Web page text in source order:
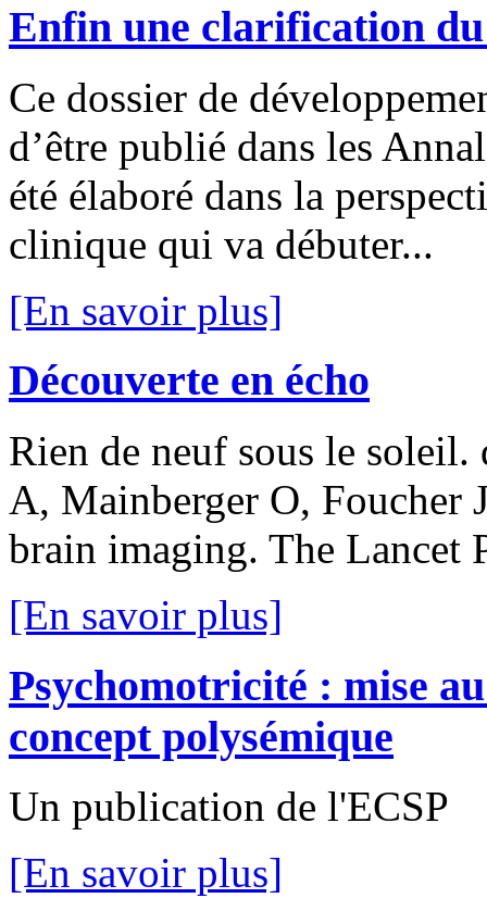
Enfin une clarification
Ce dossier de
d’être publié dans les
été élaboré dans la
clinique qui va débuter...
[En savoir plus]
Découverte en écho
Rien de neuf sous le
A, Mainberger O, Foucher
brain imaging. The Lancet
[En savoir plus]
Psychomotricité : mise
concept polysémique
Un publication de l'ECSP
[En savoir plus]